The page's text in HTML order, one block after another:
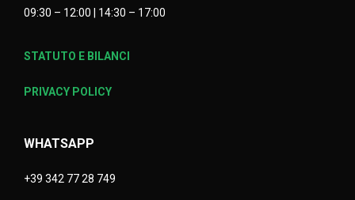
09:30 – 12:00 | 14:30 – 17:00
STATUTO E BILANCI
PRIVACY POLICY
WHATSAPP
+39 342 77 28 749